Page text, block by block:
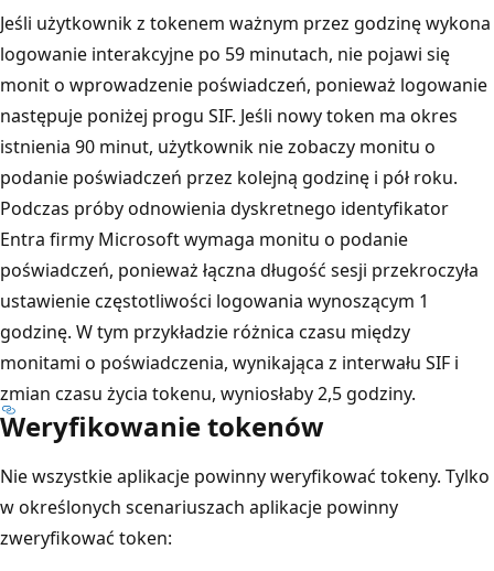
Jeśli użytkownik z tokenem ważnym przez godzinę wykona
logowanie interakcyjne po 59 minutach, nie pojawi się
monit o wprowadzenie poświadczeń, ponieważ logowanie
następuje poniżej progu SIF. Jeśli nowy token ma okres
istnienia 90 minut, użytkownik nie zobaczy monitu o
podanie poświadczeń przez kolejną godzinę i pół roku.
Podczas próby odnowienia dyskretnego identyfikator
Entra firmy Microsoft wymaga monitu o podanie
poświadczeń, ponieważ łączna długość sesji przekroczyła
ustawienie częstotliwości logowania wynoszącym 1
godzinę. W tym przykładzie różnica czasu między
monitami o poświadczenia, wynikająca z interwału SIF i
zmian czasu życia tokenu, wyniosłaby 2,5 godziny.
Weryfikowanie tokenów
Nie wszystkie aplikacje powinny weryfikować tokeny. Tylko
w określonych scenariuszach aplikacje powinny
zweryfikować token: